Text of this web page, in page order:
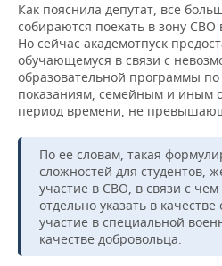
ВОДНЫЕ ВИДЫ СПОРТА
ХОККЕЙ С МЯЧОМ
ОБРАЗОВАНИЕ
ПРОИСШЕСТВИЯ
Как пояснила депутат, все
собираются поехать в зону СВО
Но сейчас академотпуск
обучающемуся в связи с
образовательной программы
показаниям, семейным и иным
период времени, не
По ее словам, такая
сложностей для студентов,
участие в СВО, в связи с
отдельно указать в
участие в специальной
качестве добровольца.